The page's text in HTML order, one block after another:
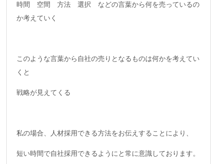
時間 空間 方法 選択 などの言葉から何を売っているの
か考えていく
このような言葉から自社の売りとなるものは何かを考えてい
くと
戦略が見えてくる
私の場合、人材採用できる方法をお伝えすることにより、
短い時間で自社採用できるようにと常に意識しております。